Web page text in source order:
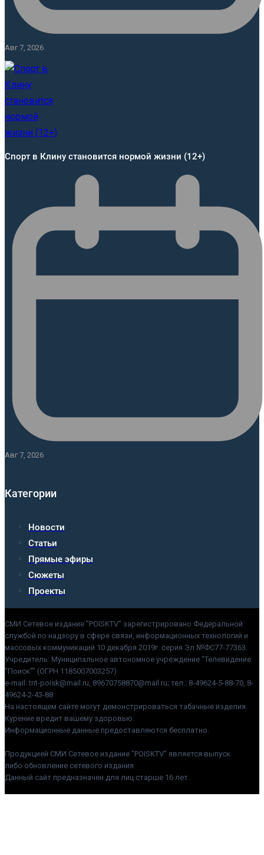
Авг 7, 2026
Спорт в Клину становится нормой жизни (12+)
Авг 7, 2026
Категории
Новости
Статьи
Прямые эфиры
Сюжеты
Проекты
СМИ Сетевое издание "POISKTV" зарегистрировано Федеральной
службой по надзору в сфере связи, информационных технологий и
массовых коммуникаций 10 декабря 2019г. серия Эл №ФС77-77363.
Учредитель: Муниципальное автономное учреждение "Телевидение
"Поиск"" (ОГРН 1185007003257)
e-mail: tnt-poisk@mail.ru, 89670758870@mail.ru; тел.: 8-49624-5-88-70, 8-
49624-2-43-88
На настоящем сайте могут демонстрироваться табачные изделия.
Курение вредит вашему здоровью.
Информационные данные предоставляются бесплатно.
Продукцией СМИ Сетевое издание "POISKTV" является выпуск
либо обновление сетевого издания.
Данный сайт предназначен для лиц старше 16 лет.